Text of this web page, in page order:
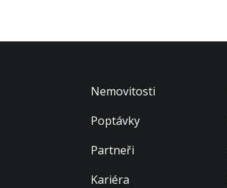
Nemovitosti
Poptávky
Partneři
Kariéra